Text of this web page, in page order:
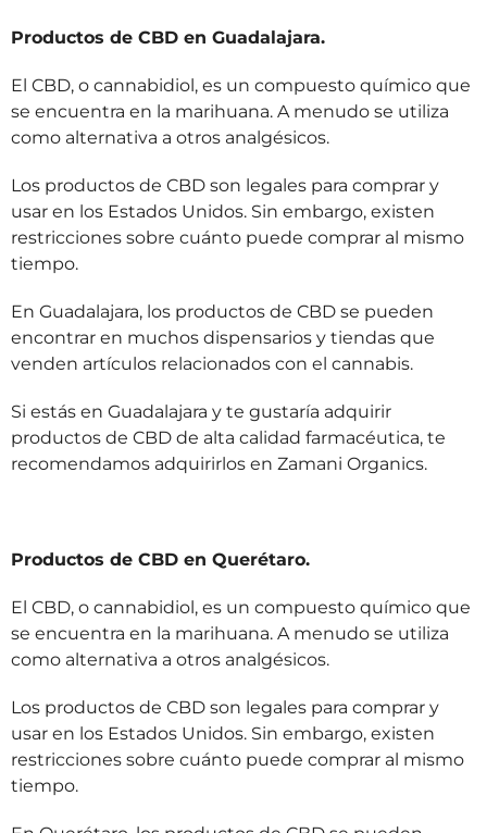
Productos de CBD en Guadalajara.
El CBD, o cannabidiol, es un compuesto químico que
se encuentra en la marihuana. A menudo se utiliza
como alternativa a otros analgésicos.
Los productos de CBD son legales para comprar y
usar en los Estados Unidos. Sin embargo, existen
restricciones sobre cuánto puede comprar al mismo
tiempo.
En Guadalajara, los productos de CBD se pueden
encontrar en muchos dispensarios y tiendas que
venden artículos relacionados con el cannabis.
Si estás en Guadalajara y te gustaría adquirir
productos de CBD de alta calidad farmacéutica, te
recomendamos adquirirlos en Zamani Organics.
Productos de CBD en Querétaro.
El CBD, o cannabidiol, es un compuesto químico que
se encuentra en la marihuana. A menudo se utiliza
como alternativa a otros analgésicos.
Los productos de CBD son legales para comprar y
usar en los Estados Unidos. Sin embargo, existen
restricciones sobre cuánto puede comprar al mismo
tiempo.